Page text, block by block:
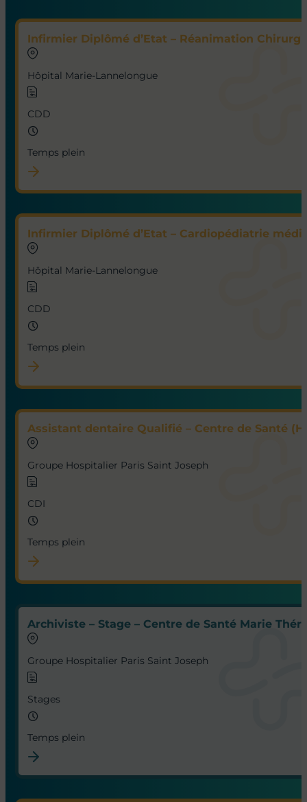
Infirmier Diplômé d’Etat – Réanimation
Hôpital Marie-Lannelongue
CDD
Temps plein
Infirmier Diplômé d’Etat – Cardiopédiatrie
Hôpital Marie-Lannelongue
CDD
Temps plein
Assistant dentaire Qualifié – Centre de Santé
Groupe Hospitalier Paris Saint Joseph
CDI
Temps plein
Archiviste – Stage – Centre de Santé Marie
Groupe Hospitalier Paris Saint Joseph
Stages
Temps plein